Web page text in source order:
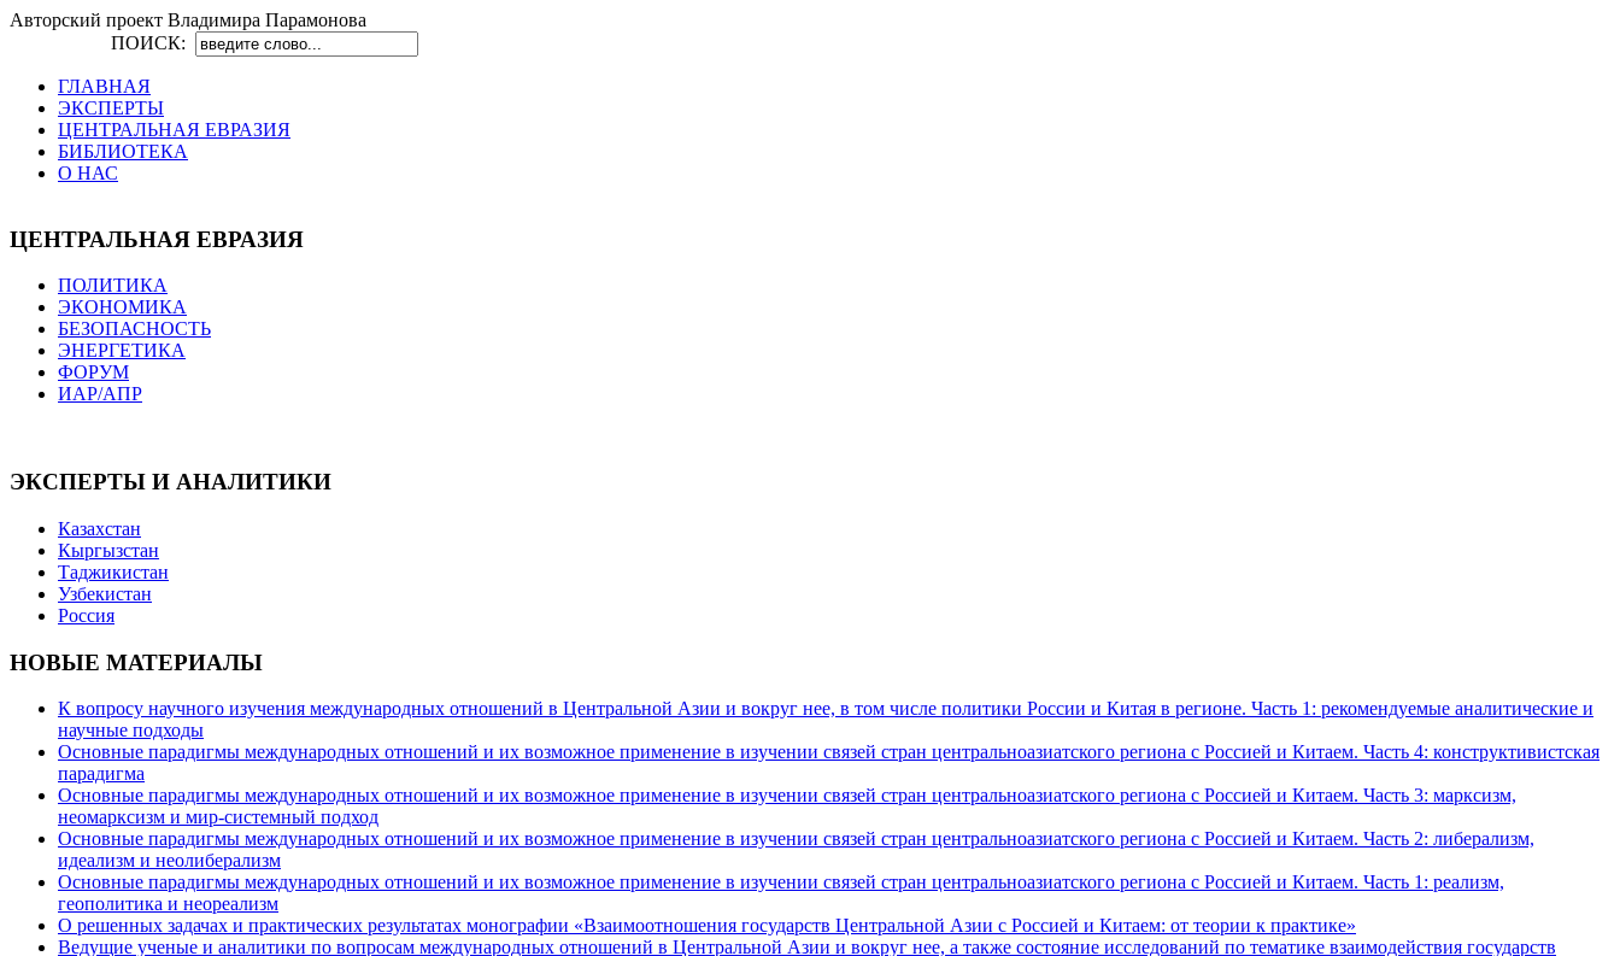
Авторский проект Владимира Парамонова
ПОИСК:
ГЛАВНАЯ
ЭКСПЕРТЫ
ЦЕНТРАЛЬНАЯ ЕВРАЗИЯ
БИБЛИОТЕКА
О НАС
ЦЕНТРАЛЬНАЯ ЕВРАЗИЯ
ПОЛИТИКА
ЭКОНОМИКА
БЕЗОПАСНОСТЬ
ЭНЕРГЕТИКА
ФОРУМ
ИАР/АПР
ЭКСПЕРТЫ И АНАЛИТИКИ
Казахстан
Кыргызстан
Таджикистан
Узбекистан
Россия
НОВЫЕ МАТЕРИАЛЫ
К вопросу научного изучения международных отношений в Центральной Азии и вокруг нее, в том числе политики России и Китая в регионе. Часть 1: рекомендуемые аналитические и
научные подходы
Основные парадигмы международных отношений и их возможное применение в изучении связей стран центральноазиатского региона с Россией и Китаем. Часть 4: конструктивистская
парадигма
Основные парадигмы международных отношений и их возможное применение в изучении связей стран центральноазиатского региона с Россией и Китаем. Часть 3: марксизм,
неомарксизм и мир-системный подход
Основные парадигмы международных отношений и их возможное применение в изучении связей стран центральноазиатского региона с Россией и Китаем. Часть 2: либерализм,
идеализм и неолиберализм
Основные парадигмы международных отношений и их возможное применение в изучении связей стран центральноазиатского региона с Россией и Китаем. Часть 1: реализм,
геополитика и неореализм
О решенных задачах и практических результатах монографии «Взаимоотношения государств Центральной Азии с Россией и Китаем: от теории к практике»
Ведущие ученые и аналитики по вопросам международных отношений в Центральной Азии и вокруг нее, а также состояние исследований по тематике взаимодействия государств